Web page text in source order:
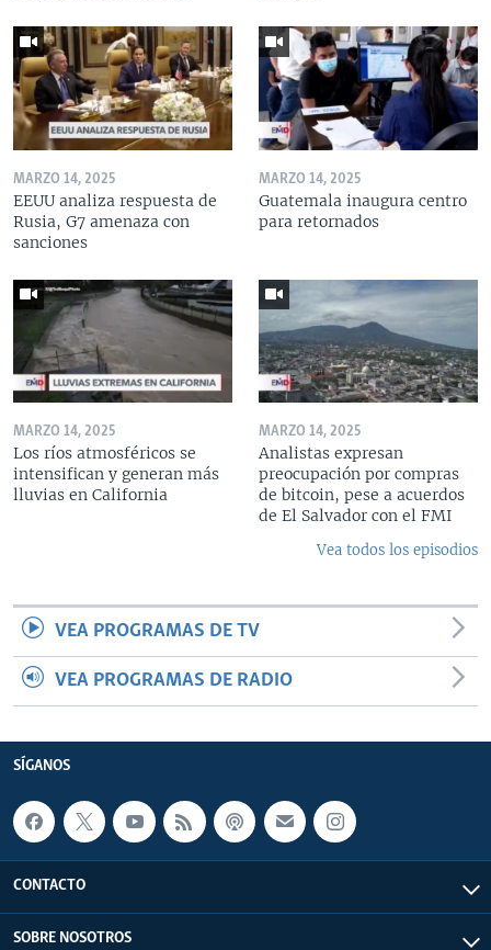
MARZO 14, 2025
EEUU analiza respuesta de
Rusia, G7 amenaza con
sanciones
MARZO 14, 2025
Guatemala inaugura centro
para retornados
MARZO 14, 2025
Los ríos atmosféricos se
intensifican y generan más
lluvias en California
MARZO 14, 2025
Analistas expresan
preocupación por compras
de bitcoin, pese a acuerdos
de El Salvador con el FMI
Vea todos los episodios
VEA PROGRAMAS DE TV
VEA PROGRAMAS DE RADIO
SÍGANOS
CONTACTO
SOBRE NOSOTROS